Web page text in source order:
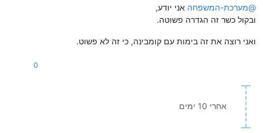
@מערכת-המשפחה אני יודע,
ובקול כשר זה הגדרה פשוטה.
ואני רוצה את זה בימות עם קומבינה, כי זה לא פשוט.
0
אחרי 10 ימים